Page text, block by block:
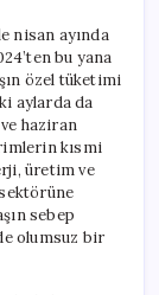
nisan ayında
bu yana
özel tüketimi
aylarda da
haziran
kısmi
üretim ve
sebep
olumsuz bir